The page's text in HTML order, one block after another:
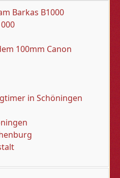
Barkas B1000
100mm Canon
in Schöningen